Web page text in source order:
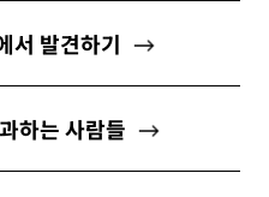
합니다.
기
서 발견하기
하는 사람들